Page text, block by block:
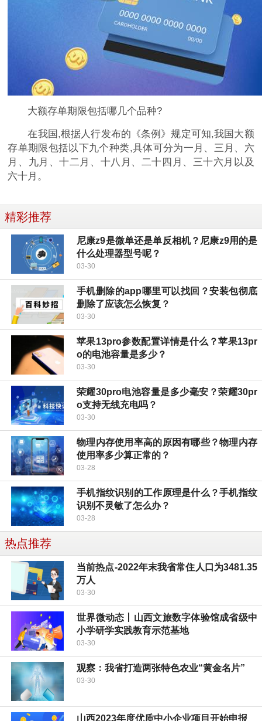
大额存单期限包括哪几个品种?
在我国,根据人行发布的《条例》规定可知,我国大额
存单期限包括以下九个种类,具体可分为一月、三月、六
月、九月、十二月、十八月、二十四月、三十六月以及
六十月。
精彩推荐
尼康z9是微单还是单反相机？尼康z9用的是
什么处理器型号呢？
03-30
手机删除的app哪里可以找回？安装包彻底
删除了应该怎么恢复？
03-30
苹果13pro参数配置详情是什么？苹果13pr
o的电池容量是多少？
03-30
荣耀30pro电池容量是多少毫安？荣耀30pr
o支持无线充电吗？
03-30
物理内存使用率高的原因有哪些？物理内存
使用率多少算正常的？
03-28
手机指纹识别的工作原理是什么？手机指纹
识别不灵敏了怎么办？
03-28
热点推荐
当前热点-2022年末我省常住人口为3481.35
万人
03-30
世界微动态丨山西文旅数字体验馆成省级中
小学研学实践教育示范基地
03-30
观察：我省打造两张特色农业“黄金名片”
03-30
山西2023年度优质中小企业项目开始申报